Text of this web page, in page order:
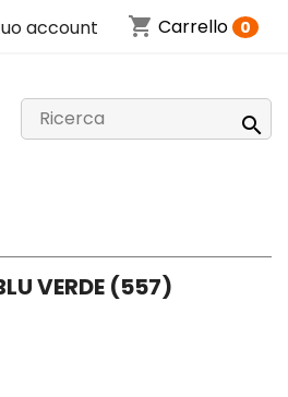
account shopping_cart Carrello 0

VERDE (557)